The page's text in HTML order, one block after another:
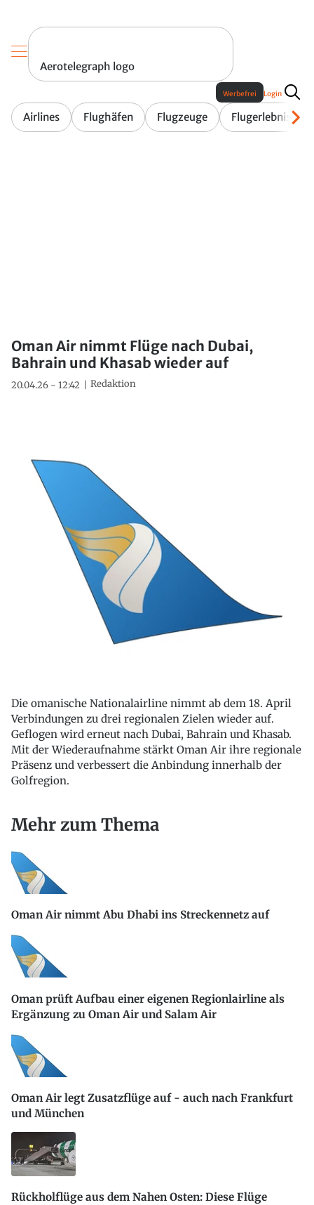
Aerotelegraph logo
Airlines Flughäfen Flugzeuge Flugerlebnis
Werbefrei Login
Oman Air nimmt Flüge nach Dubai,
Bahrain und Khasab wieder auf
20.04.26 - 12:42 Redaktion
Die omanische Nationalairline nimmt ab dem 18. April
Verbindungen zu drei regionalen Zielen wieder auf.
Geflogen wird erneut nach Dubai, Bahrain und Khasab.
Mit der Wiederaufnahme stärkt Oman Air ihre regionale
Präsenz und verbessert die Anbindung innerhalb der
Golfregion.
Mehr zum Thema
Oman Air nimmt Abu Dhabi ins Streckennetz auf
Oman prüft Aufbau einer eigenen Regionlairline als
Ergänzung zu Oman Air und Salam Air
Oman Air legt Zusatzflüge auf - auch nach Frankfurt
und München
Rückholflüge aus dem Nahen Osten: Diese Flüge